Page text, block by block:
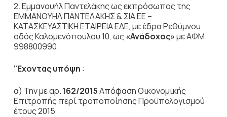
2. Εμμανουήλ Παντελάκης ως εκπρόσωπος της
ΕΜΜΑΝΟΥΗΛ ΠΑΝΤΕΛΑΚΗΣ & ΣΙΑ ΕΕ –
ΚΑΤΑΣΚΕΥΑΣΤΙΚΗ ΕΤΑΙΡΕΙΑ ΕΔΕ, με έδρα Ρεθύμνου
οδός Καλομενόπουλου 10, ως «Ανάδοχος»με ΑΦΜ
998800990.
‘Έχοντας υπόψη :
α) Την με αρ. 162/2015Απόφαση Οικονομικής
Επιτροπής περί τροποποίησης Προϋπολογισμού
έτους 2015